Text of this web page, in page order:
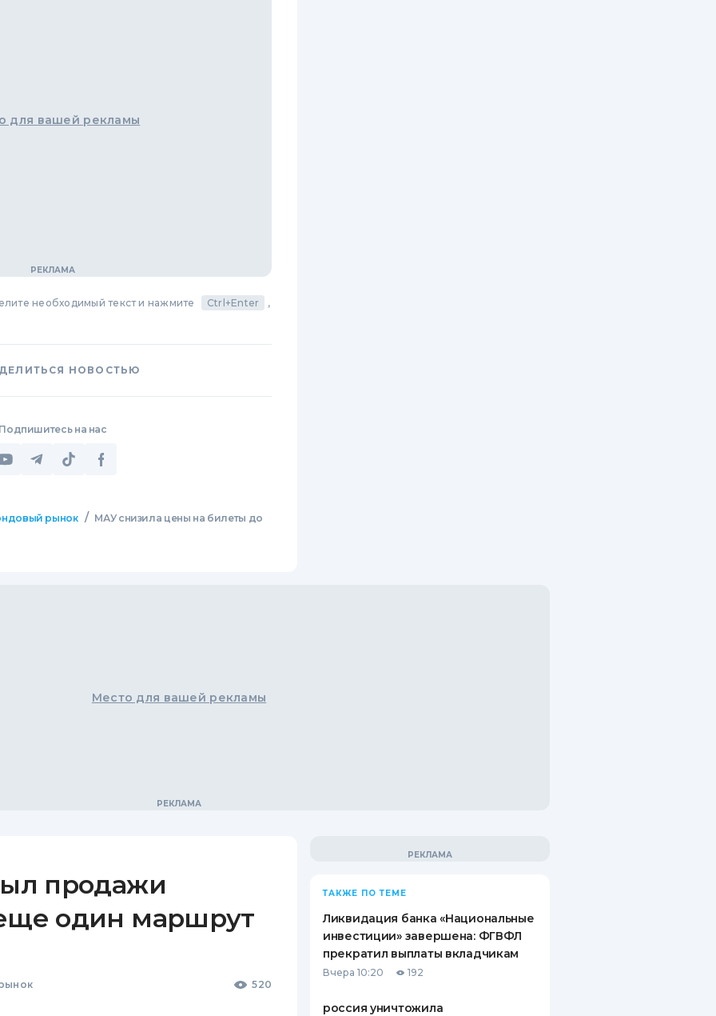
для вашей рекламы
необходимый текст и нажмите Ctrl+Enter ,
НОВОСТЬЮ
на нас
рынок / МАУ снизила цены на билеты до
Место для вашей рекламы
продажи
один маршрут
520
ТАКЖЕ ПО ТЕМЕ
Ликвидация банка «Национальные
инвестиции» завершена: ФГВФЛ
прекратил выплаты вкладчикам
Вчера 10:20 192
россия уничтожила